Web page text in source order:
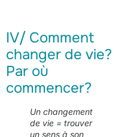
IV/ Comment
changer de vie?
Par où
commencer?
Un changement
de vie = trouver
un sens à son